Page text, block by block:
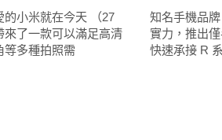
的小米就在今天 （27
來了一款可以滿足高清
等多種拍照需
「海洋之
知名手機品
實力，推出
快速承接 R